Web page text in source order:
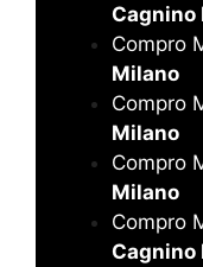
Cagnino
Compro
Milano
Compro
Milano
Compro
Milano
Compro
Cagnino